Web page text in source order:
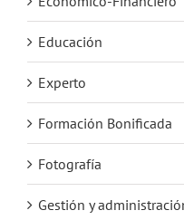
Educación
Experto
Formación Bonificada
Fotografía
Gestión y